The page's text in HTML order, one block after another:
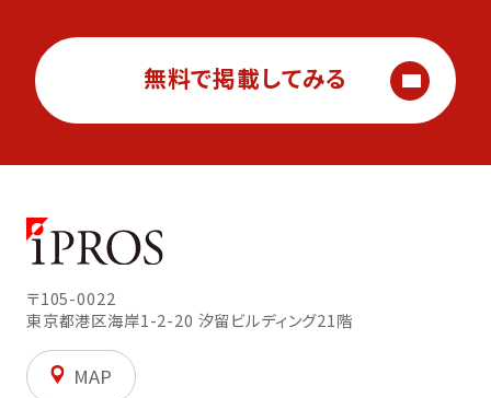
無料で掲載してみる
〒105-0022
東京都港区海岸1-2-20 汐留ビルディング21階
MAP